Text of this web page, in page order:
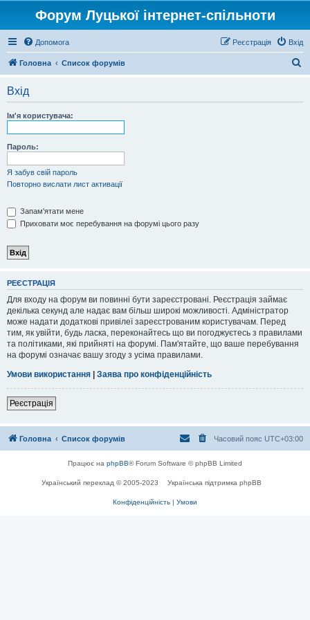
Форум Луцької інтернет-спільноти
Допомога Вхід
Реєстрація
Головна Список форумів
Вхід
Ім'я користувача:
Пароль:
Я забув свій пароль
Повторно вислати лист активації
Запам'ятати мене
Приховати моє перебування на форумі цього разу
РЕЄСТРАЦІЯ
Для входу на форум ви повинні бути зареєстровані. Реєстрація займає
декілька секунд але надає вам більш широкі можливості. Адміністратор
може надати додаткові привілеї зареєстрованим користувачам. Перед
тим, як увійти, будь ласка, переконайтесь що ви погоджуєтесь з правилами
та політиками, які прийняті на форумі. Пам'ятайте, що ваше перебування
на форумі означає вашу згоду з усіма правилами.
Умови використання | Заява про конфіденційність
Реєстрація
Головна Список форумів Часовий пояс UTC+03:00
Працює на phpBB® Forum Software © phpBB Limited
Український переклад © 2005-2023 Українська підтримка phpBB
Конфіденційність | Умови